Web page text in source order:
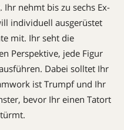
nehmt bis zu sechs Ex-
individuell ausgerüstet
mit. Ihr seht die
Perspektive, jede Figur
Dabei solltet Ihr
ist Trumpf und Ihr
bevor Ihr einen Tatort